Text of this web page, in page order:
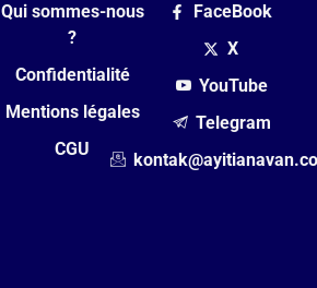
Qui sommes-nous
?
Confidentialité
Mentions légales
CGU
FaceBook
X
YouTube
Telegram